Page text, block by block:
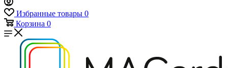
Избранные товары 0
Корзина 0